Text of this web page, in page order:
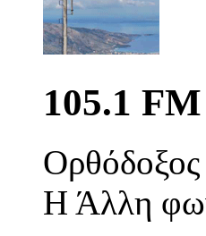
105.1
Η Άλλη